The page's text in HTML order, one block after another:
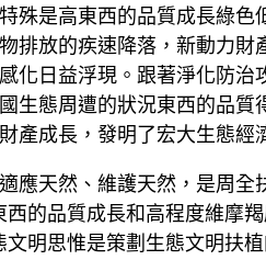
殊是高東西的品質成長綠
排放的疾速降落，新動力
化日益浮現。跟著淨化防
生態周遭的狀況東西的品
產成長，發明了宏大生態經
應天然、維護天然，是周全
的品質成長和高程度維摩
明思惟是策劃生態文明扶